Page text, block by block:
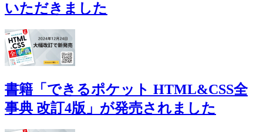
いただきました
書籍「できるポケット HTML&CSS全
事典 改訂4版」が発売されました